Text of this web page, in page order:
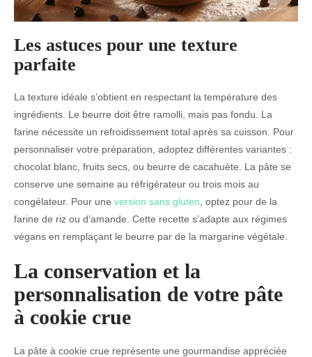
Les astuces pour une texture
parfaite
La texture idéale s’obtient en respectant la température des
ingrédients. Le beurre doit être ramolli, mais pas fondu. La
farine nécessite un refroidissement total après sa cuisson. Pour
personnaliser votre préparation, adoptez différentes variantes :
chocolat blanc, fruits secs, ou beurre de cacahuète. La pâte se
conserve une semaine au réfrigérateur ou trois mois au
congélateur. Pour une version sans gluten , optez pour de la
farine de riz ou d’amande. Cette recette s’adapte aux régimes
végans en remplaçant le beurre par de la margarine végétale.
La conservation et la
personnalisation de votre pâte
à cookie crue
La pâte à cookie crue représente une gourmandise appréciée